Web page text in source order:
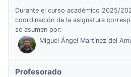
Durante el curso académico 2025/
coordinación de la asignatura
se asumen por:
Miguel Ángel Martínez del
Profesorado